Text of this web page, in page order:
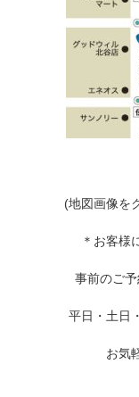
(地図画像を
＊お客様
事前のご予
平日・土日
お気